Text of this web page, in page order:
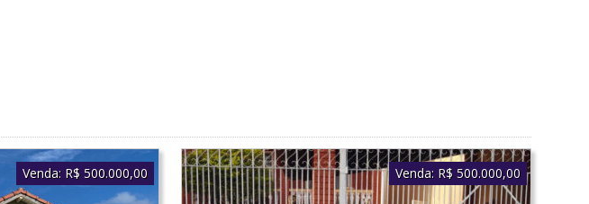
Venda: R$ 500.000,00 Venda: R$ 500.000,00